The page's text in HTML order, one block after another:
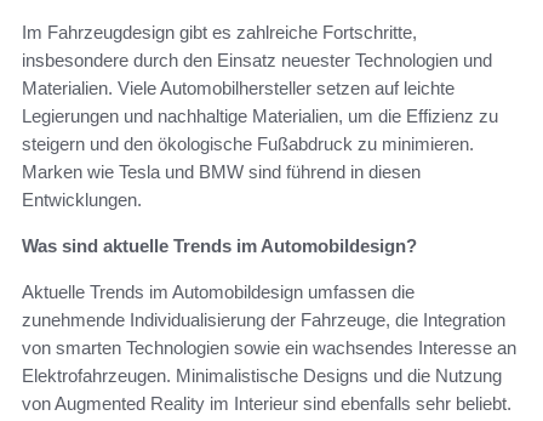
Im Fahrzeugdesign gibt es zahlreiche Fortschritte,
insbesondere durch den Einsatz neuester Technologien und
Materialien. Viele Automobilhersteller setzen auf leichte
Legierungen und nachhaltige Materialien, um die Effizienz zu
steigern und den ökologische Fußabdruck zu minimieren.
Marken wie Tesla und BMW sind führend in diesen
Entwicklungen.
Was sind aktuelle Trends im Automobildesign?
Aktuelle Trends im Automobildesign umfassen die
zunehmende Individualisierung der Fahrzeuge, die Integration
von smarten Technologien sowie ein wachsendes Interesse an
Elektrofahrzeugen. Minimalistische Designs und die Nutzung
von Augmented Reality im Interieur sind ebenfalls sehr beliebt.